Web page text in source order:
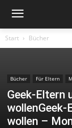
Start Bücher
Bücher Für Eltern
Geek-Eltern
wollenGeek-
wollen –